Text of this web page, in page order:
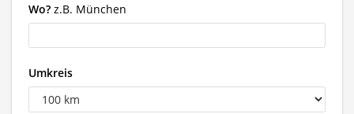
Wo? z.B. München
Umkreis